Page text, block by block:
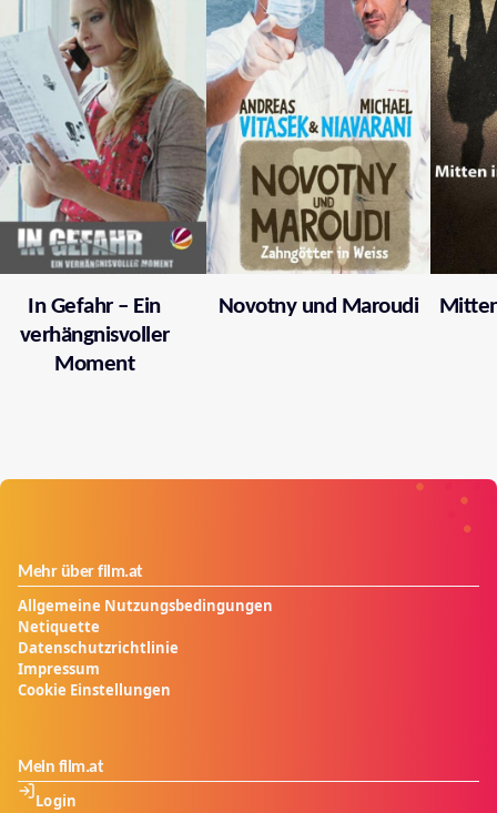
In Gefahr – Ein
verhängnisvoller
Moment
Novotny und Maroudi
Mehr über film.at
Allgemeine Nutzungsbedingungen
Netiquette
Datenschutzrichtlinie
Impressum
Cookie Einstellungen
Mein film.at
Login